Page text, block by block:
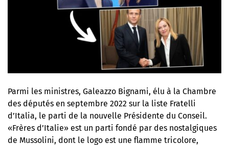
Parmi les ministres, Galeazzo Bignami, élu à la Chambre
des députés en septembre 2022 sur la liste Fratelli
d’Italia, le parti de la nouvelle Présidente du Conseil.
«Frères d’Italie» est un parti fondé par des nostalgiques
de Mussolini, dont le logo est une flamme tricolore,